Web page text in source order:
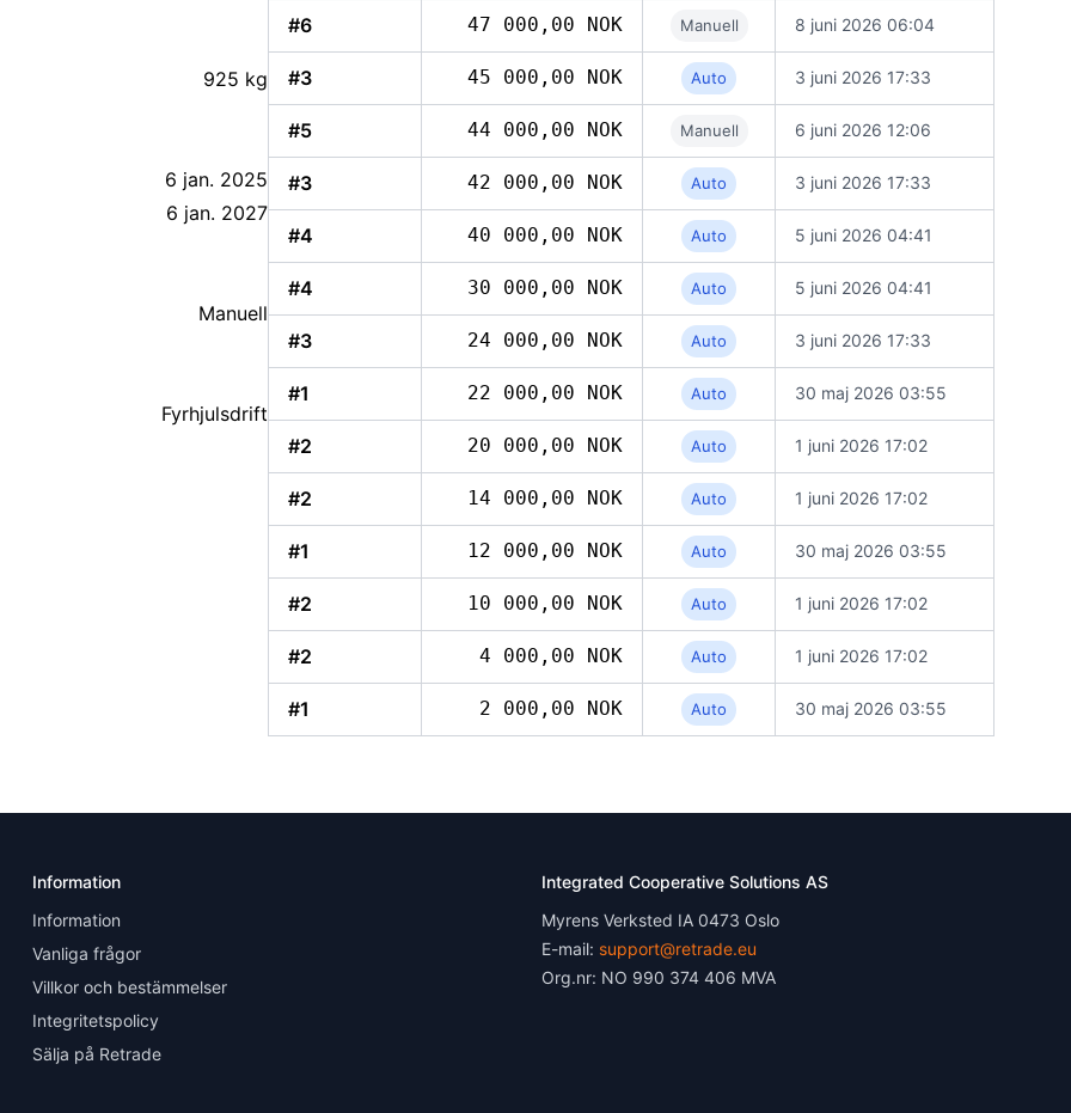
925 kg
6 jan. 2025
6 jan. 2027
Manuell
Fyrhjulsdrift
#6 47 000,00 NOK Manuell 8 juni 2026 06:04
#3 45 000,00 NOK Auto 3 juni 2026 17:33
#5 44 000,00 NOK Manuell 6 juni 2026 12:06
#3 42 000,00 NOK Auto 3 juni 2026 17:33
#4 40 000,00 NOK Auto 5 juni 2026 04:41
#4 30 000,00 NOK Auto 5 juni 2026 04:41
#3 24 000,00 NOK Auto 3 juni 2026 17:33
#1 22 000,00 NOK Auto 30 maj 2026 03:55
#2 20 000,00 NOK Auto 1 juni 2026 17:02
#2 14 000,00 NOK Auto 1 juni 2026 17:02
#1 12 000,00 NOK Auto 30 maj 2026 03:55
#2 10 000,00 NOK Auto 1 juni 2026 17:02
#2 4 000,00 NOK Auto 1 juni 2026 17:02
#1 2 000,00 NOK Auto 30 maj 2026 03:55
Information
Information
Vanliga frågor
Villkor och bestämmelser
Integritetspolicy
Sälja på Retrade
Integrated Cooperative Solutions AS
Myrens Verksted IA 0473 Oslo
E-mail: support@retrade.eu
Org.nr: NO 990 374 406 MVA